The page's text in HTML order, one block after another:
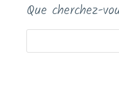
Que cherchez-